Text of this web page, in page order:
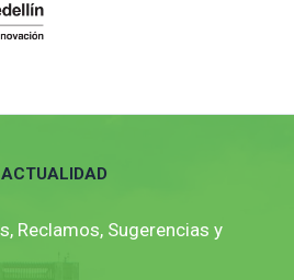
ACTUALIDAD
Reclamos, Sugerencias y